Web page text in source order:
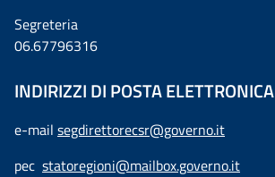
Segreteria
06.67796316
INDIRIZZI DI POSTA ELETTRONICA
e-mail segdirettorecsr@governo.it
pec statoregioni@mailbox.governo.it